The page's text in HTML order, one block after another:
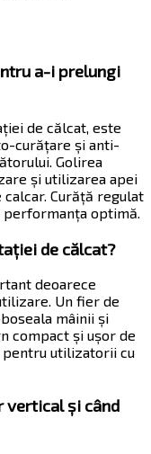
a-i prelungi
de călcat, este
curățare și anti-
Golirea
și utilizarea apei
Curăță regulat
optimă.
de călcat?
deoarece
Un fier de
mâinii și
compact și ușor de
pentru utilizatorii cu
vertical și când